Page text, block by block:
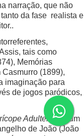
narração, que não
da fase realista e
tais como
Memórias
(1899),
imaginação para
de jogos paródicos,
Adulterae) é um
de João (João